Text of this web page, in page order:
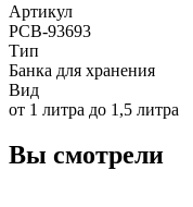
Артикул
РСВ-93693
Тип
Банка для хранения
Вид
от 1 литра до 1,5 литра
Вы смотрели